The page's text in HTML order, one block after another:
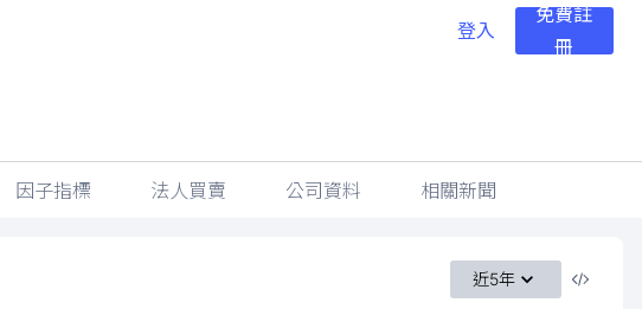
登入
免費註
冊
因子指標 法人買賣 公司資料 相關新聞
近5年